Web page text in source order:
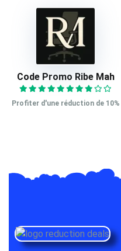
Code Promo Ribe Mah
Profiter d'une réduction de 10%